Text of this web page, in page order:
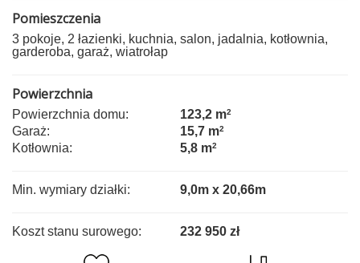
Pomieszczenia
3 pokoje, 2 łazienki, kuchnia, salon, jadalnia, kotłownia,
garderoba, garaż, wiatrołap
Powierzchnia
Powierzchnia domu: 123,2 m2
Garaż: 15,7 m2
Kotłownia: 5,8 m2
Min. wymiary działki: 9,0m x 20,66m
Koszt stanu surowego: 232 950 zł